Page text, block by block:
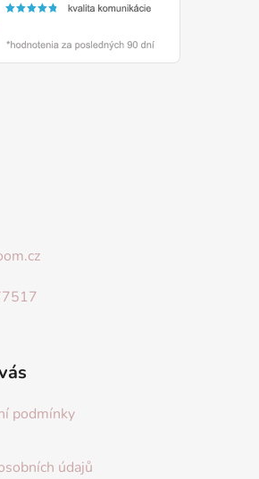
podmínky
údajů